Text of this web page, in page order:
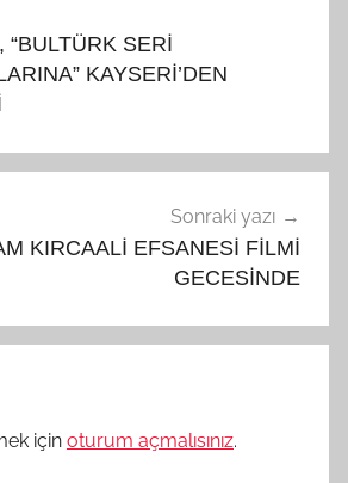
“BULTÜRK SERİ
KAYSERİ’DEN
Sonraki yazı
KIRCAALİ EFSANESİ FİLMİ
GECESİNDE
için oturum açmalısınız.